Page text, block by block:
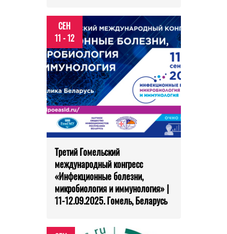
СЕН
11 - 12
Третий Гомельский
международный конгресс
«Инфекционные болезни,
микробиология и иммунология» |
11-12.09.2025. Гомель, Беларусь